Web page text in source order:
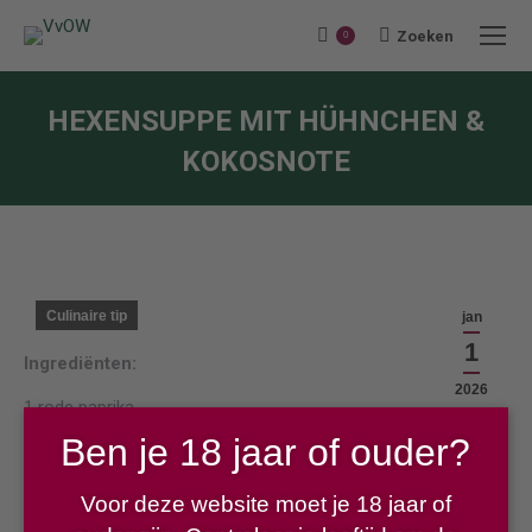
0 Search:
Zoeken
HEXENSUPPE MIT HÜHNCHEN &
KOKOSNOTE
jan
1
2026
Culinaire tip
Ingrediënten:
1 rode paprika
2 winterpeen
1 kleine courgette
2 sjalotjes
Ben je 18 jaar of ouder?
Voor deze website moet je 18 jaar of